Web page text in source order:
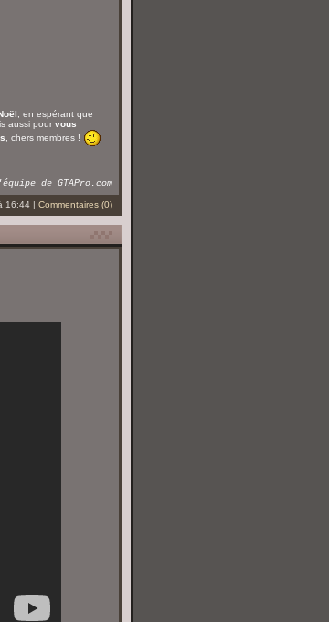
, en espérant que
aussi pour vous
, chers membres !
de GTAPro.com
16:44 | Commentaires (0)